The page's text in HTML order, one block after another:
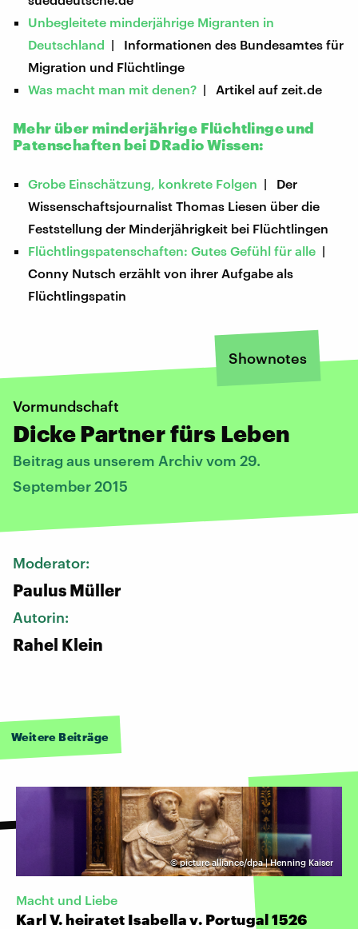
Unbegleitete minderjährige Migranten in
Deutschland | Informationen des Bundesamtes für
Migration und Flüchtlinge
Was macht man mit denen? | Artikel auf zeit.de
Mehr über minderjährige Flüchtlinge und
Patenschaften bei DRadio Wissen:
Grobe Einschätzung, konkrete Folgen | Der
Wissenschaftsjournalist Thomas Liesen über die
Feststellung der Minderjährigkeit bei Flüchtlingen
Flüchtlingspatenschaften: Gutes Gefühl für alle |
Conny Nutsch erzählt von ihrer Aufgabe als
Flüchtlingspatin
Shownotes
Vormundschaft
Dicke Partner fürs Leben
Beitrag aus unserem Archiv vom 29.
September 2015
Moderator:
Paulus Müller
Autorin:
Rahel Klein
Weitere Beiträge
©picture alliance/dpa | Henning Kaiser
Macht und Liebe
Karl V. heiratet Isabella v. Portugal 1526